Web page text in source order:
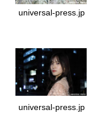
universal-press.jp
universal-press.jp